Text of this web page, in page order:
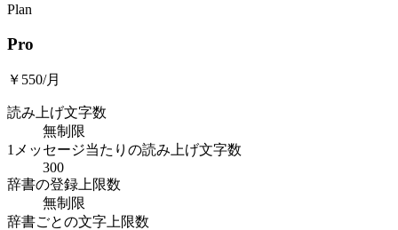
Plan
Pro
￥550/月
読み上げ文字数
無制限
1メッセージ当たりの読み上げ文字数
300
辞書の登録上限数
無制限
辞書ごとの文字上限数